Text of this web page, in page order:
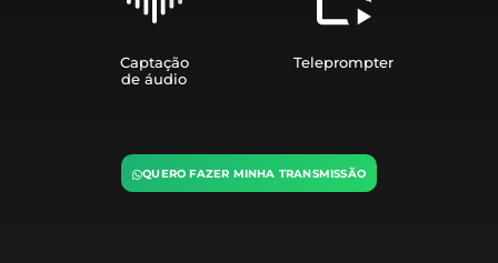
Captação
de áudio
Teleprompter
QUERO FAZER MINHA TRANSMISSÃO